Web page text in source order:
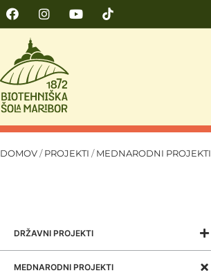
DOMOV / PROJEKTI / MEDNARODNI PROJEKTI
DRŽAVNI PROJEKTI
MEDNARODNI PROJEKTI